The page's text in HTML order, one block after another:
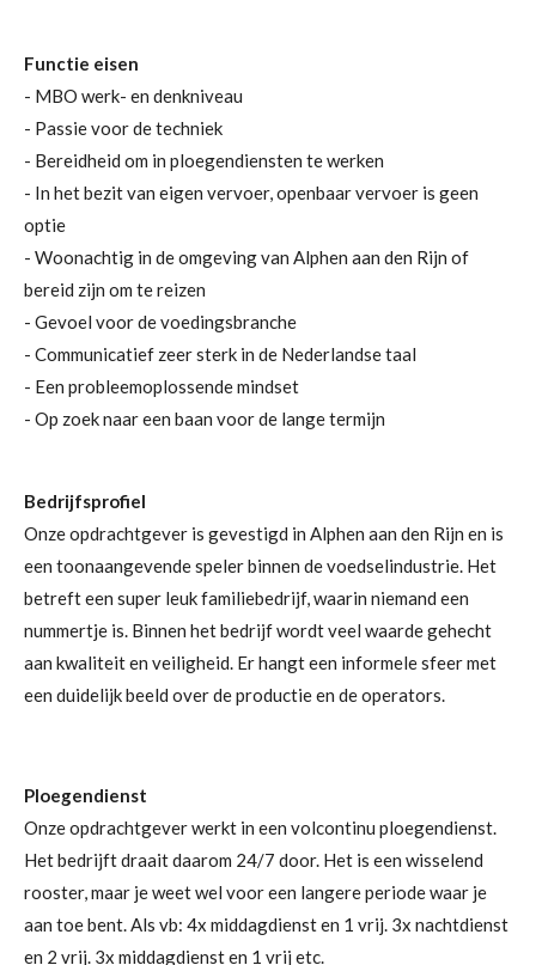
Functie eisen
- MBO werk- en denkniveau
- Passie voor de techniek
- Bereidheid om in ploegendiensten te werken
- In het bezit van eigen vervoer, openbaar vervoer is geen
optie
- Woonachtig in de omgeving van Alphen aan den Rijn of
bereid zijn om te reizen
- Gevoel voor de voedingsbranche
- Communicatief zeer sterk in de Nederlandse taal
- Een probleemoplossende mindset
- Op zoek naar een baan voor de lange termijn
Bedrijfsprofiel
Onze opdrachtgever is gevestigd in Alphen aan den Rijn en is
een toonaangevende speler binnen de voedselindustrie. Het
betreft een super leuk familiebedrijf, waarin niemand een
nummertje is. Binnen het bedrijf wordt veel waarde gehecht
aan kwaliteit en veiligheid. Er hangt een informele sfeer met
een duidelijk beeld over de productie en de operators.
Ploegendienst
Onze opdrachtgever werkt in een volcontinu ploegendienst.
Het bedrijft draait daarom 24/7 door. Het is een wisselend
rooster, maar je weet wel voor een langere periode waar je
aan toe bent. Als vb: 4x middagdienst en 1 vrij. 3x nachtdienst
en 2 vrij. 3x middagdienst en 1 vrij etc.